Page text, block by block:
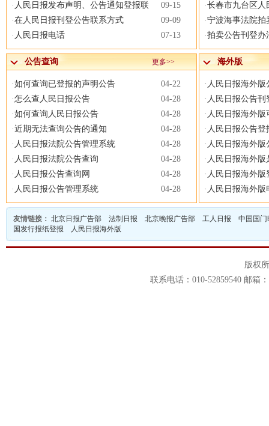
· 人民日报发布声明、公告通知登报联
09-15
·在人民日报刊登公告联系方式
09-09
· 人民日报电话 07-13
·长春市九台区人
·宁波海事法院拍
·拍卖公告刊登办
公告查询 更多>>
·如何查询已登报的声明公告
04-22
·怎么查人民日报公告
04-28
·如何查询人民日报公告
04-28
·近期无法查询公告的通知
04-28
· 人民日报法院公告管理系统
04-28
· 人民日报法院公告查询
04-28
· 人民日报公告查询网
04-28
· 人民日报公告管理系统 04-28
海外版
· 人民日报海外版
· 人民日报公告
· 人民日报海外
· 人民日报公告
· 人民日报海外版
· 人民日报海外
· 人民日报海外版
· 人民日报海外版
友情链接： 北京日报广告部 法制日报 北京晚报广告部 工人日报
中国国门
国发行报纸登报
人民日报海外版
版权
联系电话：010-52859540 邮箱